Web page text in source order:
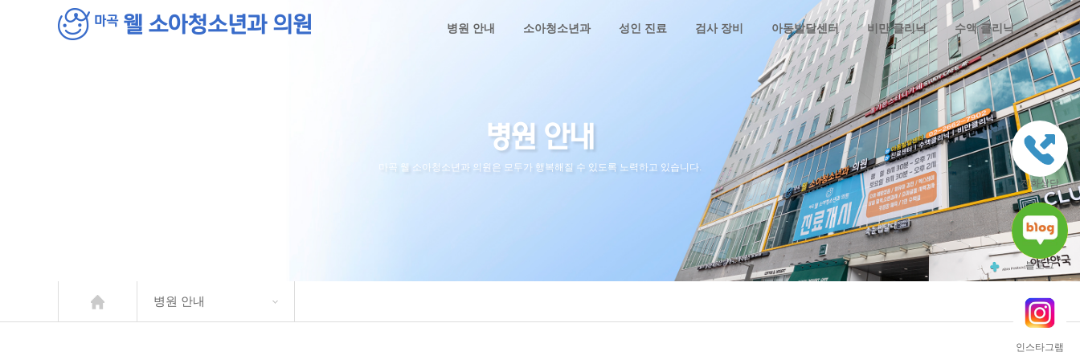
병원 안내 소아청소년과 성인 진료 검사 장비 아동발달센터 비만 클리닉 수액 클리닉
병원 안내
마곡 웰 소아청소년과 의원은 모두가 행복해질 수 있도록 노력하고 있습니다.
병원 안내
전화상담
블로그
인스타그램